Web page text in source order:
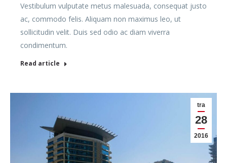
Vestibulum vulputate metus malesuada, consequat justo
ac, commodo felis. Aliquam non maximus leo, ut
sollicitudin velit. Duis sed odio ac diam viverra
condimentum.
Read article
tra
28
2016